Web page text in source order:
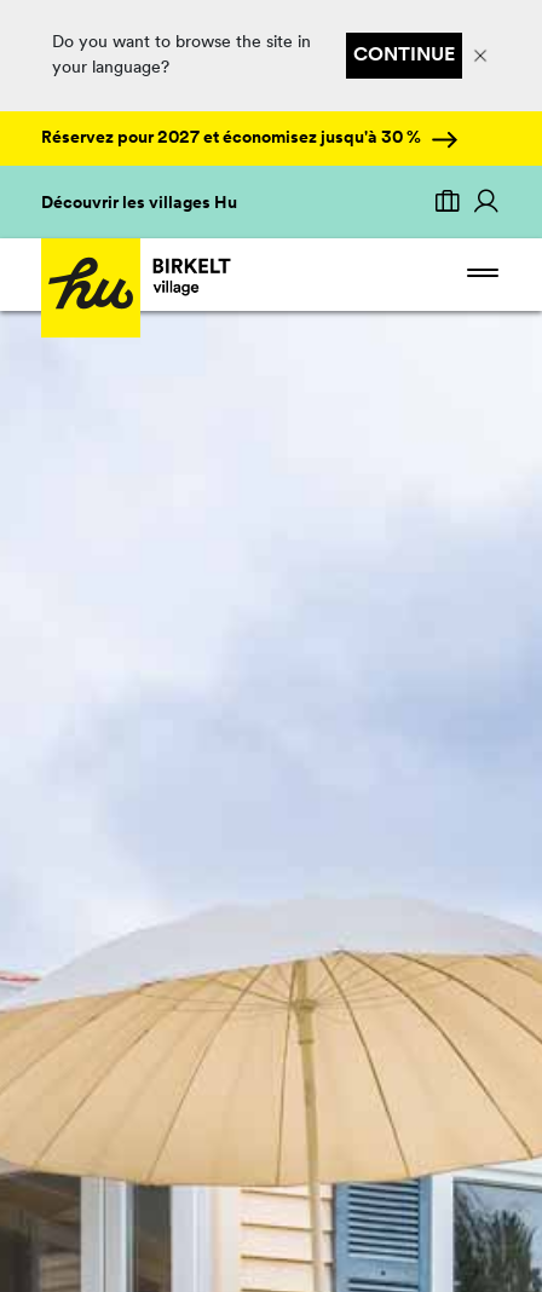
Do you want to browse the site in
your language?
CONTINUE
Réservez pour 2027 et économisez jusqu'à 30 %
Découvrir les villages Hu